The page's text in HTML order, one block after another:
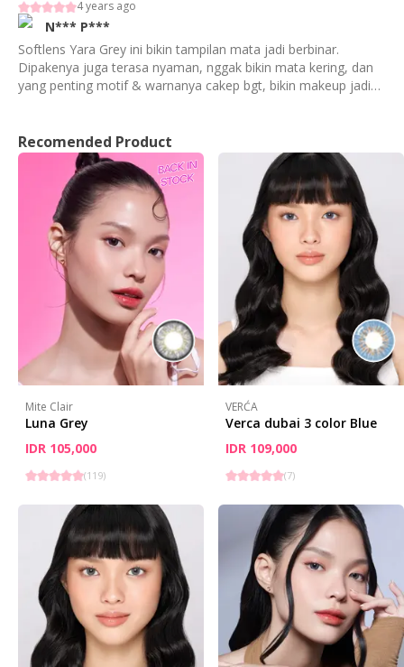
4 years ago
N*** P***
Softlens Yara Grey ini bikin tampilan mata jadi berbinar.
Dipakenya juga terasa nyaman, nggak bikin mata kering, dan
yang penting motif & warnanya cakep bgt, bikin makeup jadi
Recomended Product
Mite Clair
Luna Grey
IDR 105,000
(119)
VERĆA
Verca dubai 3 color Blue
IDR 109,000
(7)